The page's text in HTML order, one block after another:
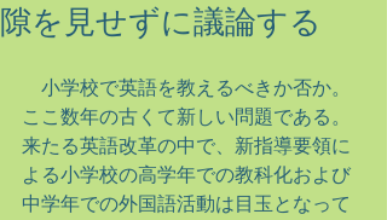
隙を見せずに議論する
小学校で英語を教えるべきか否か。
ここ数年の古くて新しい問題である。
来たる英語改革の中で、新指導要領に
よる小学校の高学年での教科化および
中学年での外国語活動は目玉となって